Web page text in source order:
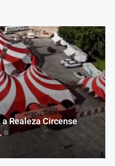
Realeza Circense